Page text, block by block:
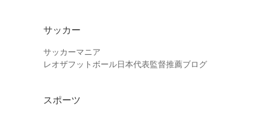
サッカー
サッカーマニア
レオザフットボール日本代表監督推薦ブログ
スポーツ